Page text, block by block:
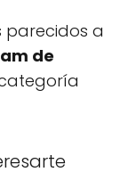
parecidos a
de